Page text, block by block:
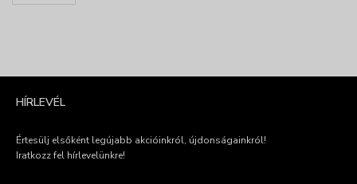
HÍRLEVÉL
Értesülj elsőként legújabb akcióinkról, újdonságainkról!
Iratkozz fel hírlevelünkre!